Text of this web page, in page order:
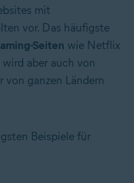
mit
vor. Das häufigste
Seiten wie Netflix
aber auch von
von ganzen Ländern
Beispiele für